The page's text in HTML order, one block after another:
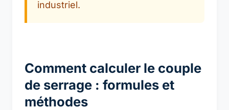
industriel.
Comment calculer le couple
de serrage : formules et
méthodes